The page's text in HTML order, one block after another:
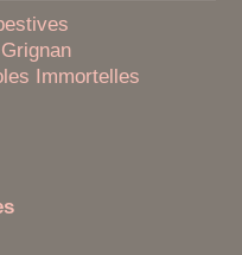
Immortelles